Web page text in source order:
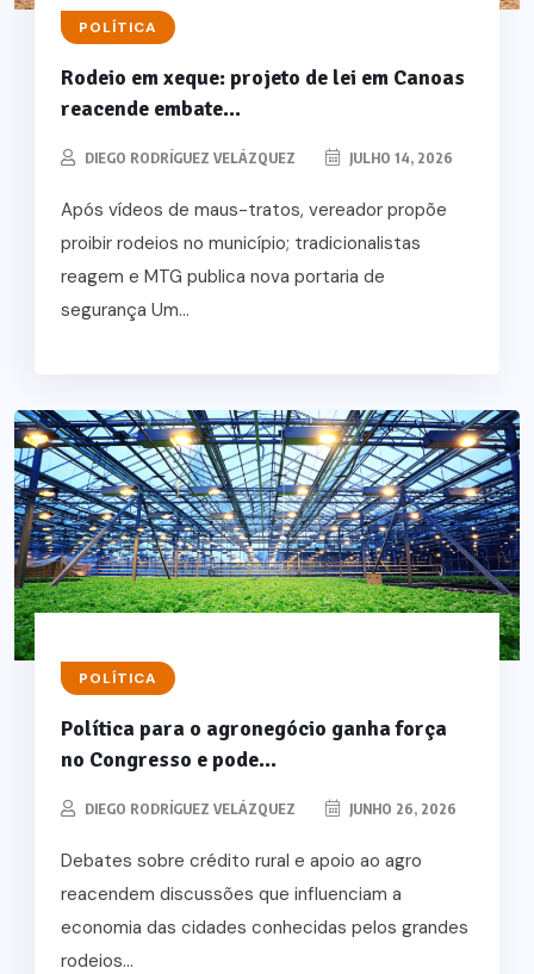
POLÍTICA
Rodeio em xeque: projeto de lei em Canoas
reacende embate...
DIEGO RODRÍGUEZ VELÁZQUEZ JULHO 14, 2026
Após vídeos de maus-tratos, vereador propõe
proibir rodeios no município; tradicionalistas
reagem e MTG publica nova portaria de
segurança Um...
POLÍTICA
Política para o agronegócio ganha força
no Congresso e pode...
DIEGO RODRÍGUEZ VELÁZQUEZ JUNHO 26, 2026
Debates sobre crédito rural e apoio ao agro
reacendem discussões que influenciam a
economia das cidades conhecidas pelos grandes
rodeios...